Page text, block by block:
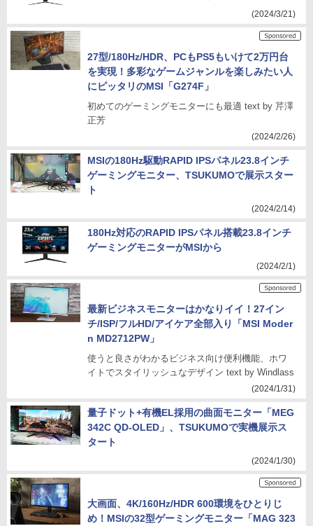
(2024/3/21)
27型/180Hz/HDR、PCもPS5もいけて2万円台
を実現！多彩なゲームジャンルを楽しみたい人
にピッタリのMSI「G274F」
初めてのゲーミングモニターにも最適 text by 芹澤
正芳
(2024/2/26)
MSIの180Hz駆動RAPID IPSパネル23.8インチ
ゲーミングモニター、TSUKUMOで展示スター
ト
(2024/2/14)
180Hz対応のRAPID IPSパネル搭載23.8インチ
ゲーミングモニターがMSIから
(2024/2/1)
最新ビジネスモニターはかなりイイ！27イン
チ/ISP/フルHD/アイケア全部入り「MSI Moder
n MD2712PW」
使うと良さがわかるビジネス向け便利機能、ホワ
イトでスタイリッシュなデザイン text by Windlass
(2024/1/31)
量子ドット+有機EL採用の曲面モニター「MEG
342C QD-OLED」、TSUKUMOで実機展示ス
タート
(2024/1/30)
大画面、4K/160Hz/HDR 600環境をひとりじ
め！MSIの32型ゲーミングモニター「MAG 323